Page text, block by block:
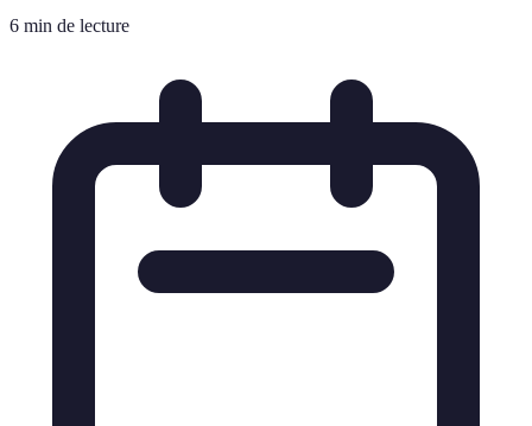
6 min de lecture